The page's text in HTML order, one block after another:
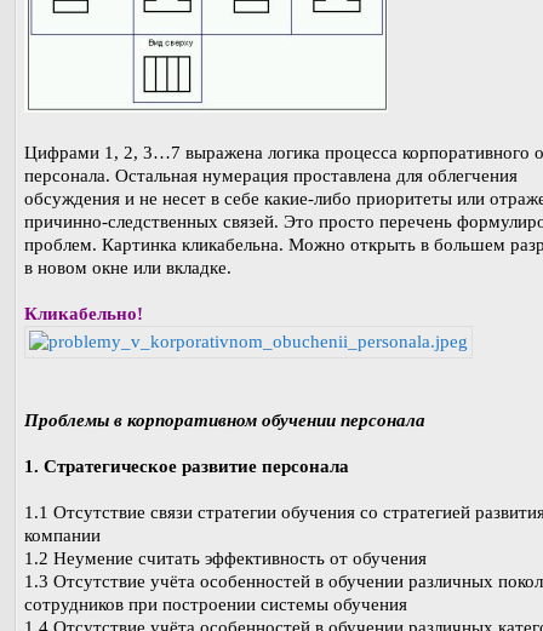
Цифрами 1, 2, 3…7 выражена логика процесса корпоративного
персонала. Остальная нумерация проставлена для облегчения
обсуждения и не несет в себе какие-либо приоритеты или
причинно-следственных связей. Это просто перечень
проблем. Картинка кликабельна. Можно открыть в большем
в новом окне или вкладке.
Кликабельно!
Проблемы в корпоративном обучении персонала
1. Стратегическое развитие персонала
1.1 Отсутствие связи стратегии обучения со стратегией
компании
1.2 Неумение считать эффективность от обучения
1.3 Отсутствие учёта особенностей в обучении различных
сотрудников при построении системы обучения